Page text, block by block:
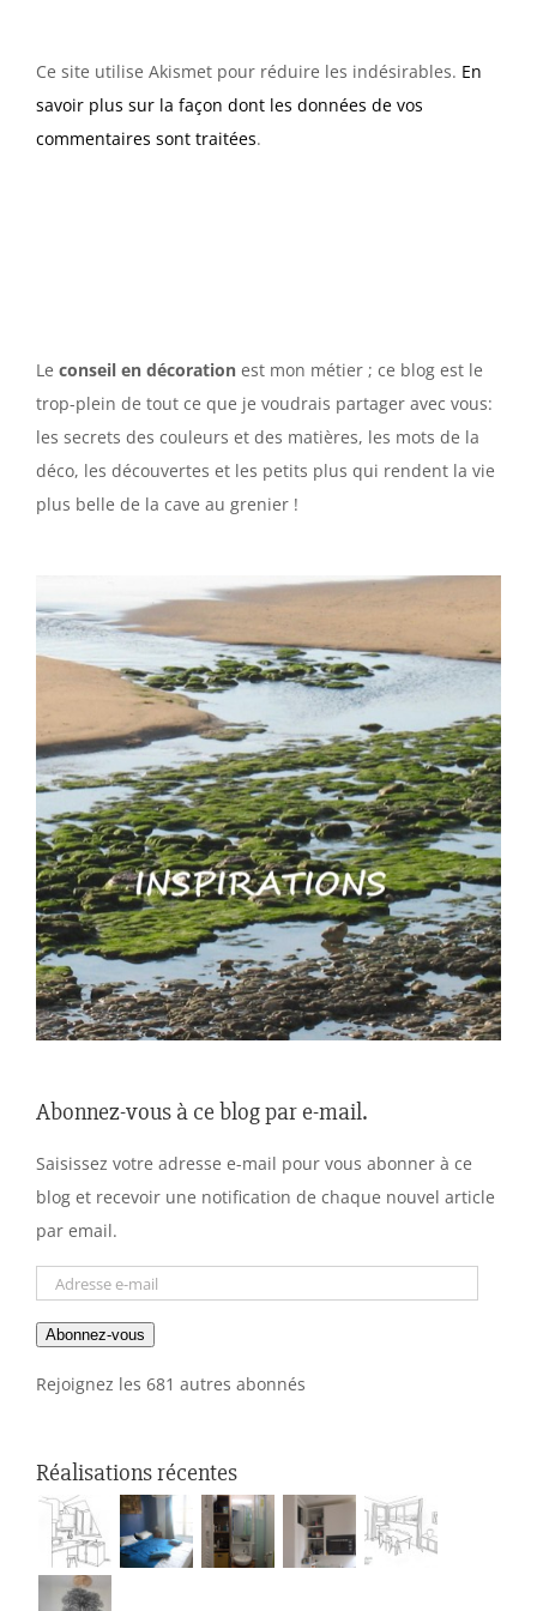
Ce site utilise Akismet pour réduire les indésirables. En
savoir plus sur la façon dont les données de vos
commentaires sont traitées.
Le conseil en décoration est mon métier ; ce blog est le
trop-plein de tout ce que je voudrais partager avec vous:
les secrets des couleurs et des matières, les mots de la
déco, les découvertes et les petits plus qui rendent la vie
plus belle de la cave au grenier !
Abonnez-vous à ce blog par e-mail.
Saisissez votre adresse e-mail pour vous abonner à ce
blog et recevoir une notification de chaque nouvel article
par email.
Adresse
mail
Abonnez-vous
Rejoignez les 681 autres abonnés
Réalisations récentes